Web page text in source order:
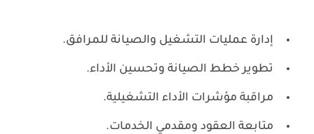
إدارة عمليات التشغيل والصيانة للمرافق.
تطوير خطط الصيانة وتحسين الأداء.
مراقبة مؤشرات الأداء التشغيلية.
متابعة العقود ومقدمي الخدمات.